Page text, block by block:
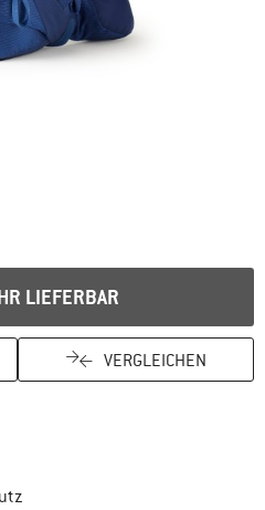
LIEFERBAR
VERGLEICHEN
Zahlungs-Infos hier! Öffnet